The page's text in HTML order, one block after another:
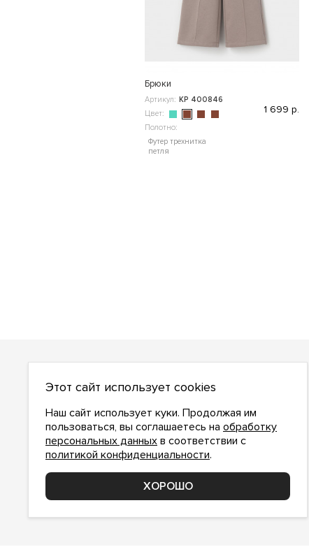
Брюки
Артикул: КР 400846
Цвет:
Полотно:
Футер трехнитка
петля
1 699 р.
О НАС
О компании
Как сделать заказ
Условия работы
Доставка и оплата
Возврат
Этот сайт использует cookies
Наш сайт использует куки. Продолжая им
пользоваться, вы соглашаетесь на обработку
персональных данных в соответствии с
политикой конфиденциальности.
ХОРОШО